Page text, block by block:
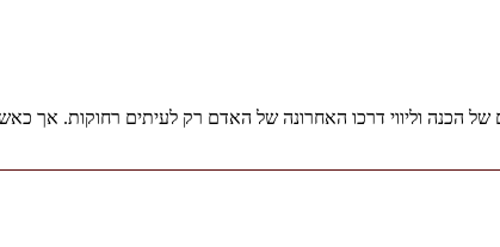
הכנה וליווי דרכו האחרונה של האדם רק לעיתים רחוקות. אך